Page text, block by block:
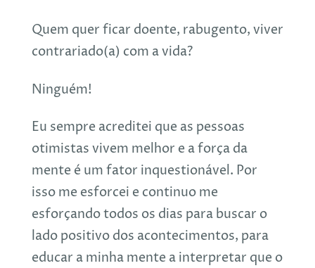
Quem quer ficar doente, rabugento, viver
contrariado(a) com a vida?
Ninguém!
Eu sempre acreditei que as pessoas
otimistas vivem melhor e a força da
mente é um fator inquestionável. Por
isso me esforcei e continuo me
esforçando todos os dias para buscar o
lado positivo dos acontecimentos, para
educar a minha mente a interpretar que o